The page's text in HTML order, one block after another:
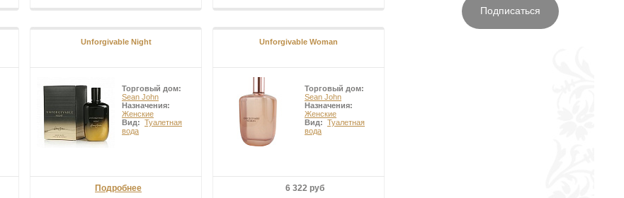
Unforgivable Night
Торговый дом:
Sean John
Назначения:
Женские
Вид: Туалетная
вода
Подробнее
Unforgivable Woman
Торговый дом:
Sean John
Назначения:
Женские
Вид: Туалетная
вода
6 322 руб
Подписаться